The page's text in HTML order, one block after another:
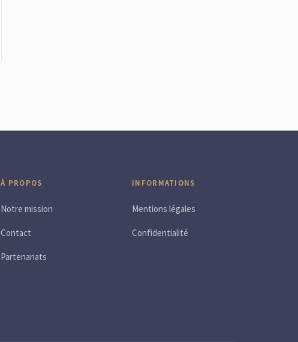
À PROPOS
Notre mission
Contact
Partenariats
INFORMATIONS
Mentions légales
Confidentialité